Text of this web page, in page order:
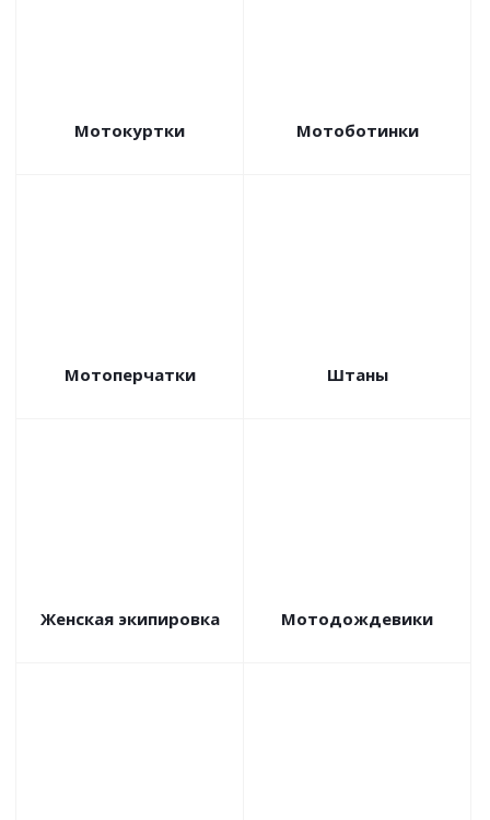
Мотокуртки Мотоботинки
Мотоперчатки Штаны
Женская экипировка Мотодождевики